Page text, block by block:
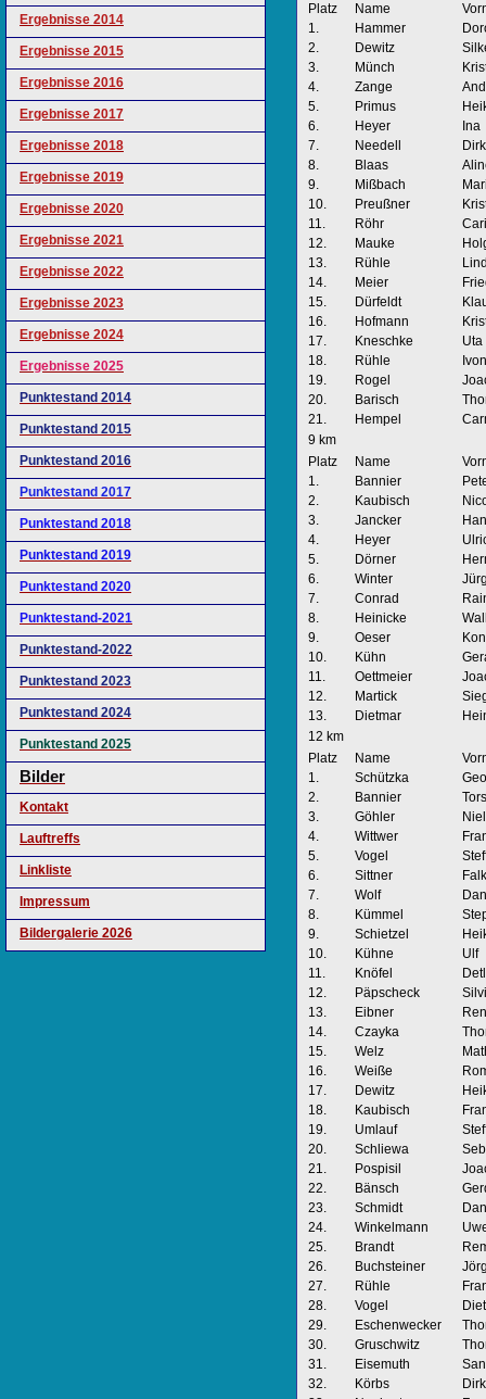
Ergebnisse 2014
Ergebnisse 2015
Ergebnisse 2016
Ergebnisse 2017
Ergebnisse 2018
Ergebnisse 2019
Ergebnisse 2020
Ergebnisse 2021
Ergebnisse 2022
Ergebnisse 2023
Ergebnisse 2024
Ergebnisse 2025
Punktestand 2014
Punktestand 2015
Punktestand 2016
Punktestand 2017
Punktestand 2018
Punktestand 2019
Punktestand 2020
Punktestand-2021
Punktestand-2022
Punktestand 2023
Punktestand 2024
Punktestand 2025
Bilder
Kontakt
Lauftreffs
Linkliste
Impressum
Bildergalerie 2026
Platz
Name
1.
Hammer
2.
Dewitz
3.
Münch
4.
Zange
5.
Primus
6.
Heyer
Ina
7.
Needell
Dirk
8.
Blaas
9.
Mißbach
10.
Preußner
11.
Röhr
12.
Mauke
13.
Rühle
14.
Meier
15.
Dürfeldt
16.
Hofmann
17.
Kneschke
Uta
18.
Rühle
19.
Rogel
20.
Barisch
21.
Hempel
9 km
Platz
Name
1.
Bannier
2.
Kaubisch
3.
Jancker
4.
Heyer
5.
Dörner
6.
Winter
7.
Conrad
8.
Heinicke
9.
Oeser
10.
Kühn
11.
Oettmeier
12.
Martick
13.
Dietmar
12 km
Platz
Name
1.
Schützka
2.
Bannier
3.
Göhler
4.
Wittwer
5.
Vogel
6.
Sittner
Falk
7.
Wolf
8.
Kümmel
9.
Schietzel
10.
Kühne
Ulf
11.
Knöfel
12.
Päpscheck
13.
Eibner
14.
Czayka
15.
Welz
16.
Weiße
17.
Dewitz
18.
Kaubisch
19.
Umlauf
20.
Schliewa
21.
Pospisil
22.
Bänsch
23.
Schmidt
24.
Winkelmann
25.
Brandt
26.
Buchsteiner
27.
Rühle
28.
Vogel
29.
Eschenwecker
30.
Gruschwitz
31.
Eisemuth
32.
Körbs
Dirk